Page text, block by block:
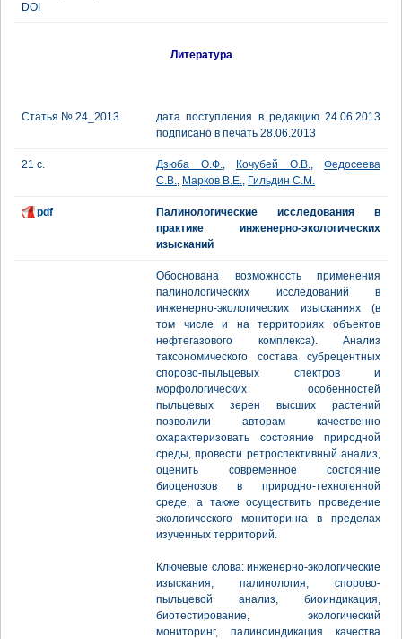
DOI
Литература
Статья № 24_2013
дата поступления в редакцию 24.06.2013
подписано в печать 28.06.2013
21 с. Дзюба О.Ф., Кочубей О.В., Федосеева
С.В., Марков В.Е., Гильдин С.М.
pdf
Палинологические исследования в
практике инженерно-экологических
изысканий
Обоснована возможность применения
палинологических исследований в
инженерно-экологических изысканиях (в
том числе и на территориях объектов
нефтегазового комплекса). Анализ
таксономического состава субрецентных
спорово-пыльцевых спектров и
морфологических особенностей
пыльцевых зерен высших растений
позволили авторам качественно
охарактеризовать состояние природной
среды, провести ретроспективный анализ,
оценить современное состояние
биоценозов в природно-техногенной
среде, а также осуществить проведение
экологического мониторинга в пределах
изученных территорий.
Ключевые слова: инженерно-экологические
изыскания, палинология, спорово-
пыльцевой анализ, биоиндикация,
биотестирование, экологический
мониторинг, палиноиндикация качества